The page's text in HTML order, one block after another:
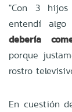
"Con 3
entendí algo
debería
porque
rostro
En cuestión